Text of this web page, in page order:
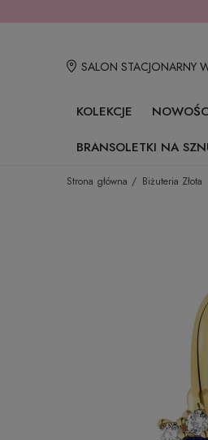
SALON STACJONARNY
KOLEKCJE
BRANSOLETKI NA
Strona główna Biżuteria Złota